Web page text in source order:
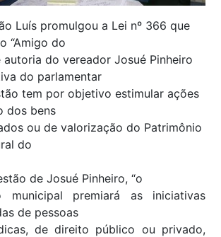
Luís promulgou a Lei nº 366 que
“Amigo do
autoria do vereador Josué Pinheiro
do parlamentar
tem por objetivo estimular ações
dos bens
ou de valorização do Patrimônio
do
de Josué Pinheiro, “o
municipal premiará as iniciativas
de pessoas
de direito público ou privado,